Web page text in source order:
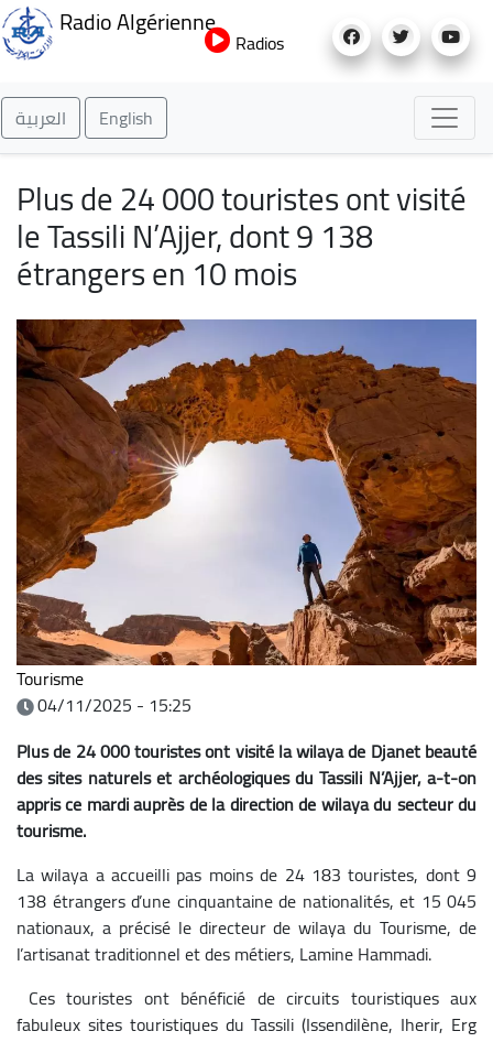
au
Radio Algérienne
Radios
العربية English
Plus de 24 000 touristes ont visité
le Tassili N’Ajjer, dont 9 138
étrangers en 10 mois
Tourisme
04/11/2025 - 15:25
Plus de 24 000 touristes ont visité la wilaya de Djanet beauté
des sites naturels et archéologiques du Tassili N’Ajjer, a-t-on
appris ce mardi auprès de la direction de wilaya du secteur du
tourisme.
La wilaya a accueilli pas moins de 24 183 touristes, dont 9
138 étrangers d’une cinquantaine de nationalités, et 15 045
nationaux, a précisé le directeur de wilaya du Tourisme, de
l’artisanat traditionnel et des métiers, Lamine Hammadi.
Ces touristes ont bénéficié de circuits touristiques aux
fabuleux sites touristiques du Tassili (Issendilène, Iherir, Erg